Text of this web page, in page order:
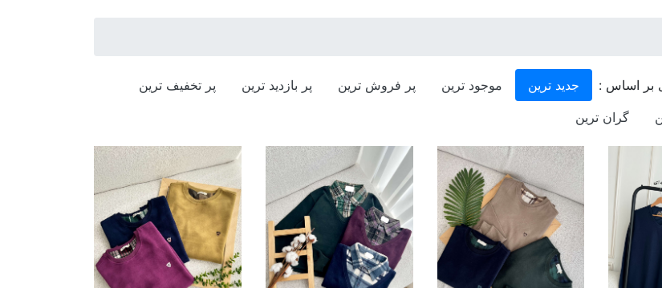
بر اساس : جدید ترین موجود ترین پر فروش ترین پر بازدید ترین
پر تخفیف ترین
گران ترین